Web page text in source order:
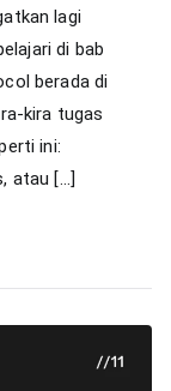
lagi
di bab
berada di
kira tugas
ini:
atau […]